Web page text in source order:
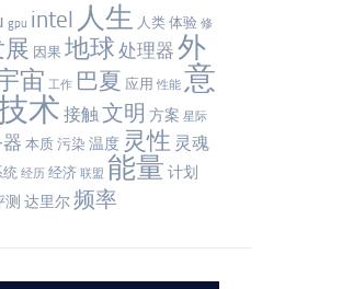
gpu intel 人生 人类 体验 修
因果 地球 处理器 外
宙 工作 巴夏 应用 性能 意
术 接触文明 方案 星际
本质 污染 温度 灵性 灵魂
统 经历 经济 联盟 能量 计划
测 达里尔频率